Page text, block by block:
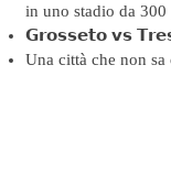
in uno stadio da 300
𝗚𝗿𝗼𝘀𝘀𝗲𝘁𝗼 𝘃𝘀
Una città che non sa